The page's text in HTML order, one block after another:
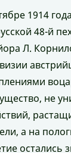
1914
48-й
Л.
не
а на
остались